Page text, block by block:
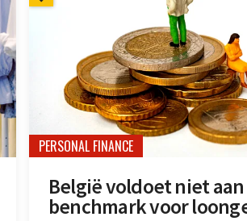
PERSONAL FINANCE
België voldoet niet aan
benchmark voor